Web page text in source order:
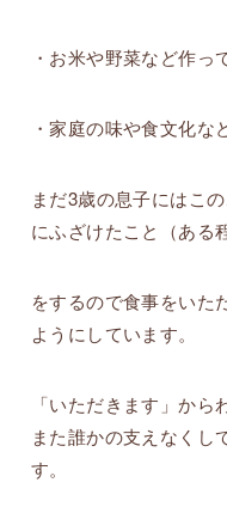
・お米や野菜など作っ
・家庭の味や食文化な
まだ3歳の息子にはこ
にふざけたこと（ある
をするので食事をいた
ようにしています。
「いただきます」か
また誰かの支えなくし
す。